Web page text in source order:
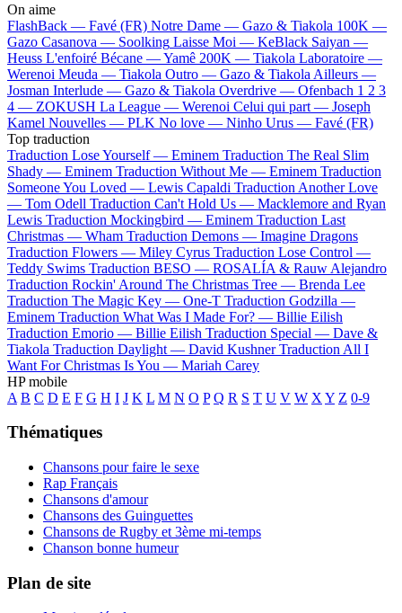
On aime
FlashBack — Favé (FR) Notre Dame — Gazo & Tiakola 100K —
Gazo Casanova — Soolking Laisse Moi — KeBlack Saiyan —
Heuss L'enfoiré Bécane —Yamê 200K — Tiakola Laboratoire —
Werenoi Meuda — Tiakola Outro — Gazo & Tiakola Ailleurs —
Josman Interlude — Gazo & Tiakola Overdrive — Ofenbach 1 2 3
4 — ZOKUSH La League — Werenoi Celui qui part — Joseph
Kamel Nouvelles — PLK No love — Ninho Urus — Favé (FR)
Top traduction
Traduction Lose Yourself — Eminem Traduction The Real Slim
Shady — Eminem Traduction Without Me — Eminem Traduction
Someone You Loved — Lewis Capaldi Traduction Another Love
— Tom Odell Traduction Can't Hold Us — Macklemore and Ryan
Lewis Traduction Mockingbird — Eminem Traduction Last
Christmas — Wham Traduction Demons — Imagine Dragons
Traduction Flowers — Miley Cyrus Traduction Lose Control —
Teddy Swims Traduction BESO — ROSALÍA & Rauw Alejandro
Traduction Rockin' Around The Christmas Tree — Brenda Lee
Traduction The Magic Key — One-T Traduction Godzilla —
Eminem Traduction What Was I Made For? — Billie Eilish
Traduction Emorio — Billie Eilish Traduction Special — Dave &
Tiakola Traduction Daylight — David Kushner Traduction All I
Want For Christmas Is You — Mariah Carey
HP mobile
A B C D E F G H I J K L M N O P Q R S T U V W X Y Z 0-9
Thématiques
Chansons pour faire le sexe
Rap Français
Chansons d'amour
Chansons des Guinguettes
Chansons de Rugby et 3ème mi-temps
Chanson bonne humeur
Plan de site